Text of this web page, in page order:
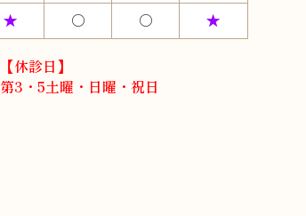
★ ○ ○ ★
【休診日】
第3・5土曜・日曜・祝日